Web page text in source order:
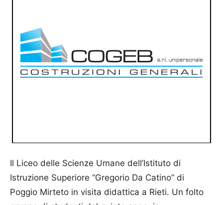
Il Liceo delle Scienze Umane dell’Istituto di
Istruzione Superiore “Gregorio Da Catino” di
Poggio Mirteto in visita didattica a Rieti. Un folto